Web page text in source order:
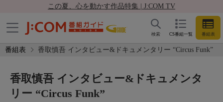
この夏、心を動かす作品特集 | J:COM TV
CS番組一覧 番組表
検索
番組表 香取慎吾 インタビュー&ドキュメンタリー “Circus Funk”
香取慎吾 インタビュー&ドキュメンタ
リー “Circus Funk”